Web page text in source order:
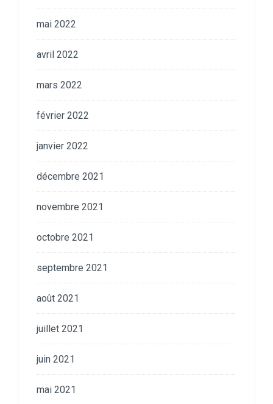
mai 2022
avril 2022
mars 2022
février 2022
janvier 2022
décembre 2021
novembre 2021
octobre 2021
septembre 2021
août 2021
juillet 2021
juin 2021
mai 2021